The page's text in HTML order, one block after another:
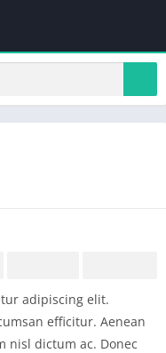
adipiscing elit.
efficitur. Aenean
nisl dictum ac. Donec